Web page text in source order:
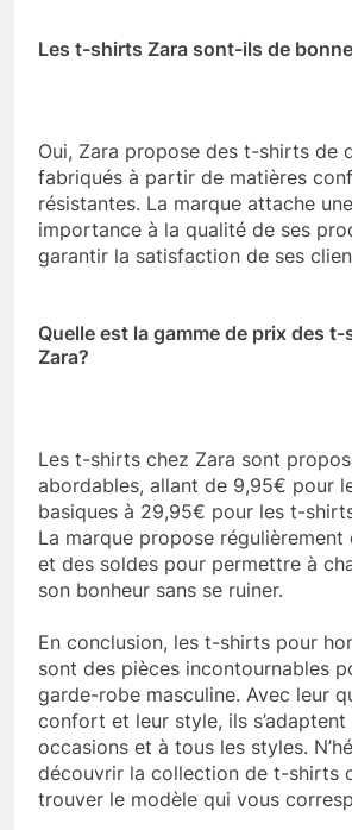
Les t-shirts Zara sont-ils de
Oui, Zara propose des t-shirts de
fabriqués à partir de matières
résistantes. La marque attache
importance à la qualité de ses
garantir la satisfaction de ses
Quelle est la gamme de prix des
Zara?
Les t-shirts chez Zara sont
abordables, allant de 9,95€ pour
basiques à 29,95€ pour les t-
La marque propose
et des soldes pour permettre à
son bonheur sans se ruiner.
En conclusion, les t-shirts pour
sont des pièces incontournables
garde-robe masculine. Avec leur
confort et leur style, ils
occasions et à tous les styles.
découvrir la collection de t-shirts
trouver le modèle qui vous